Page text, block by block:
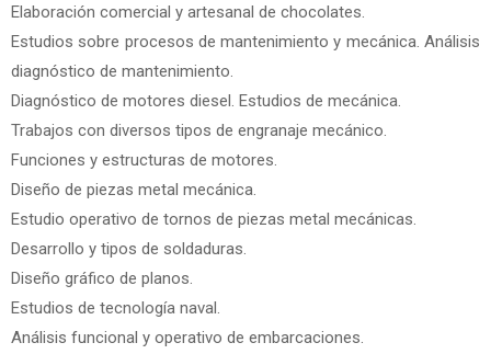
Elaboración comercial y artesanal de chocolates.
Estudios sobre procesos de mantenimiento y mecánica. Análisis
diagnóstico de mantenimiento.
Diagnóstico de motores diesel. Estudios de mecánica.
Trabajos con diversos tipos de engranaje mecánico.
Funciones y estructuras de motores.
Diseño de piezas metal mecánica.
Estudio operativo de tornos de piezas metal mecánicas.
Desarrollo y tipos de soldaduras.
Diseño gráfico de planos.
Estudios de tecnología naval.
Análisis funcional y operativo de embarcaciones.